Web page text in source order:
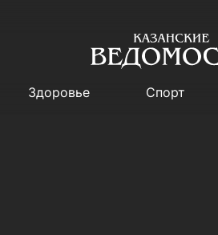
Здоровье Спорт